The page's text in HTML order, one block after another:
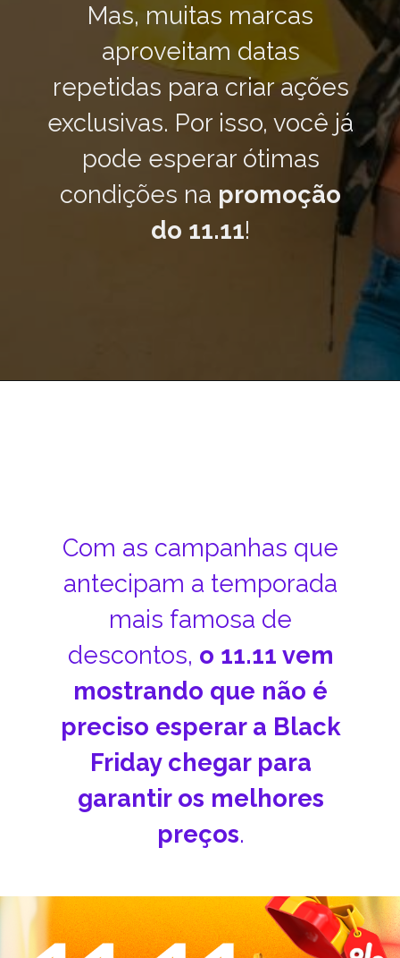
Mas, muitas marcas
aproveitam datas
repetidas para criar ações
exclusivas. Por isso, você já
pode esperar ótimas
condições na promoção
do 11.11!
Com as campanhas que
antecipam a temporada
mais famosa de
descontos, o 11.11 vem
mostrando que não é
preciso esperar a Black
Friday chegar para
garantir os melhores
preços.